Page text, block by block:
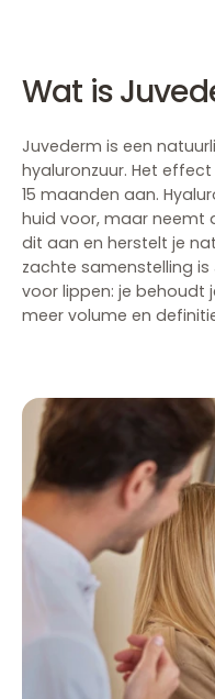
Wat is
Juvederm is een
hyaluronzuur. Het
15 maanden aan.
huid voor, maar neemt
dit aan en herstelt je
zachte samenstelling
voor lippen: je behoudt
meer volume en